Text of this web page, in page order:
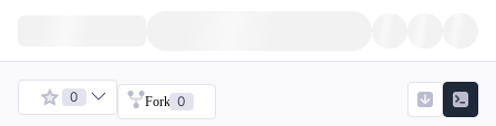
0 Fork 0